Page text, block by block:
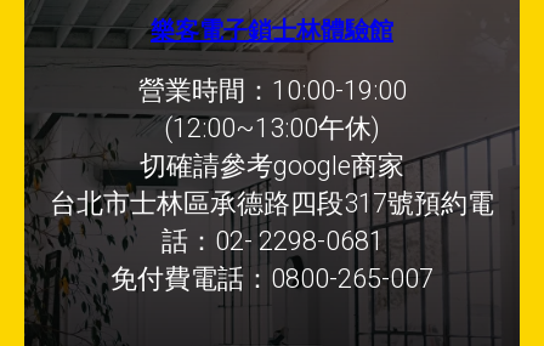
樂客電子鎖士林體驗館
營業時間：10:00-19:00
(12:00~13:00午休)
切確請參考google商家
台北市士林區承德路四段317號預約電
話：02- 2298-0681
免付費電話：0800-265-007